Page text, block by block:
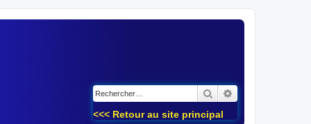
Rechercher
<<< Retour au site principal